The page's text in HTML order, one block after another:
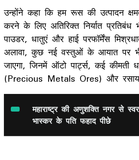
उन्होंने कहा कि हम रूस की उत्पादन
करने के लिए अतिरिक्त निर्यात
पाउडर, धातुएं और हाई परफॉर्मेंस
अलावा, कुछ नई वस्तुओं के आयात पर
जाएगा, जिनमें ऑटो पार्ट्स, कई
(Precious Metals Ores) और
महाराष्ट्र की अणुशक्ति नगर से
भास्कर के पति फहाद पीछे